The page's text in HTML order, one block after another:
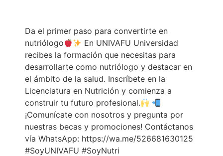
Da el primer paso para convertirte en
nutriólogo
En UNIVAFU Universidad
recibes la formación que necesitas para
desarrollarte como nutriólogo y destacar en
el ámbito de la salud. Inscríbete en la
Licenciatura en Nutrición y comienza a
construir tu futuro profesional.
¡Comunícate con nosotros y pregunta por
nuestras becas y promociones! Contáctanos
vía WhatsApp: https://wa.me/526681630125
#SoyUNIVAFU #SoyNutri